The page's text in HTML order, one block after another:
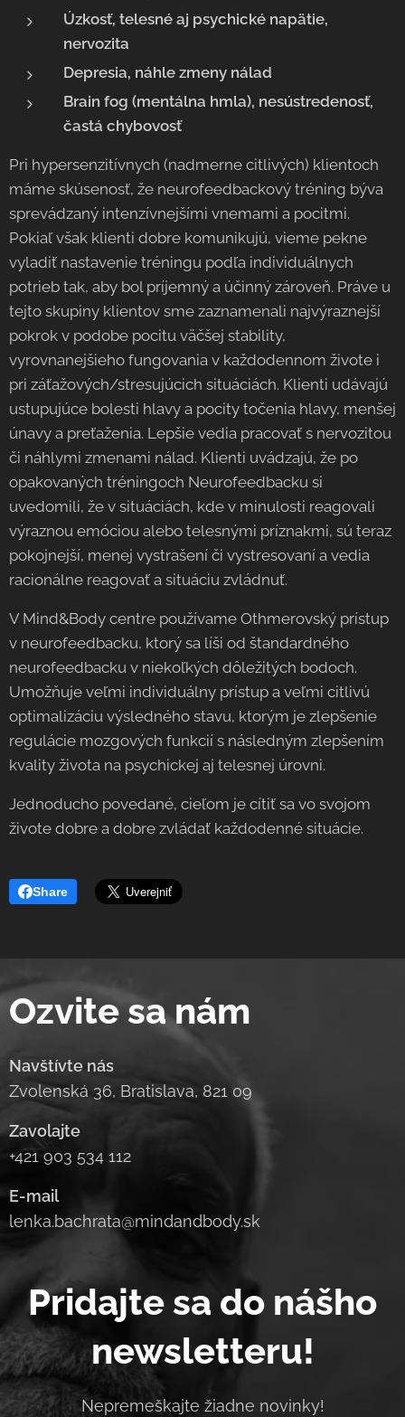
Úzkosť, telesné aj psychické napätie,
nervozita
Depresia, náhle zmeny nálad
Brain fog (mentálna hmla), nesústredenosť,
častá chybovosť
Pri hypersenzitívnych (nadmerne citlivých) klientoch
máme skúsenosť, že neurofeedbackový tréning býva
sprevádzaný intenzívnejšími vnemami a pocitmi.
Pokiaľ však klienti dobre komunikujú, vieme pekne
vyladiť nastavenie tréningu podľa individuálnych
potrieb tak, aby bol príjemný a účinný zároveň. Práve u
tejto skupiny klientov sme zaznamenali najvýraznejší
pokrok v podobe pocitu väčšej stability,
vyrovnanejšieho fungovania v každodennom živote i
pri záťažových/stresujúcich situáciách. Klienti udávajú
ustupujúce bolesti hlavy a pocity točenia hlavy, menšej
únavy a preťaženia. Lepšie vedia pracovať s nervozitou
či náhlymi zmenami nálad. Klienti uvádzajú, že po
opakovaných tréningoch Neurofeedbacku si
uvedomili, že v situáciách, kde v minulosti reagovali
výraznou emóciou alebo telesnými príznakmi, sú teraz
pokojnejší, menej vystrašení či vystresovaní a vedia
racionálne reagovať a situáciu zvládnuť.
V Mind&Body centre používame Othmerovský prístup
v neurofeedbacku, ktorý sa líši od štandardného
neurofeedbacku v niekoľkých dôležitých bodoch.
Umožňuje veľmi individuálny prístup a veľmi citlivú
optimalizáciu výsledného stavu, ktorým je zlepšenie
regulácie mozgových funkcií s následným zlepšením
kvality života na psychickej aj telesnej úrovni.
Jednoducho povedané, cieľom je cítiť sa vo svojom
živote dobre a dobre zvládať každodenné situácie.
Share
Ozvite sa nám
Navštívte nás
Zvolenská 36, Bratislava, 821 09
Zavolajte
+421 903 534 112
E-mail
lenka.bachrata@mindandbody.sk
Pridajte sa do nášho
newsletteru!
Nepremeškajte žiadne novinky!